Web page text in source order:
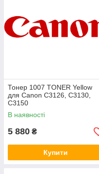
Тонер 1007 TONER Yellow
для Canon C3126, C3130,
C3150
В наявності
5 880 ₴
Купити